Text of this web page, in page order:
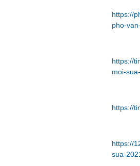
https://
pho-
https://
moi-
https://
https://
sua-